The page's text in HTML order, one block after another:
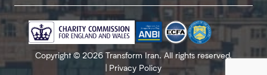
Copyright © 2026 Transform Iran. All rights reserved.
| Privacy Policy